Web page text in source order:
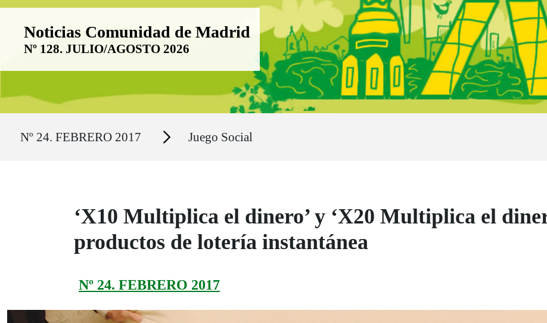
Boletín Noticias Comunidad de Madrid
Noticias Comunidad de Madrid
Nº 128. JULIO/AGOSTO 2026
Nº 24. FEBRERO 2017 Secciones Juego Social
‘X10 Multiplica el dinero’ y ‘X20 Multiplica el
productos de lotería instantánea
Nº 24. FEBRERO 2017